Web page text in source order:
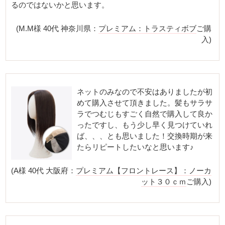
るのではないかと思います。
(M.M様 40代 神奈川県： プレミアム：トラスティボブご購
入)
ネットのみなので不安はありましたが初
めて購入させて頂きました。髪もサラサ
ラでつむじもすごく自然で購入して良か
ったですし、もう少し早く見つけていれ
ば、、、とも思いました！交換時期が来
たらリピートしたいなと思います♪
(A様 40代 大阪府： プレミアム【フロントレース】：ノーカ
ット３０ｃｍ ご購入)